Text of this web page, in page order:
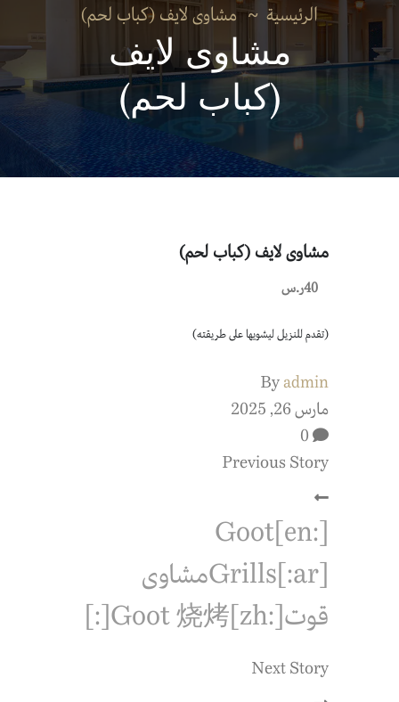
مشاوى لايف
(كباب لحم)
الرئيسية مشاوى لايف (كباب لحم)
مشاوى لايف (كباب لحم)
40ر.س
(تقدم للنزيل ليشويها على طريقته)
Byadmin
مارس 26, 2025
Previous Story
[:en]Goot
Grills[:ar]مشاوى
قوت[:zh]Goot 烧烤[:]
Next Story